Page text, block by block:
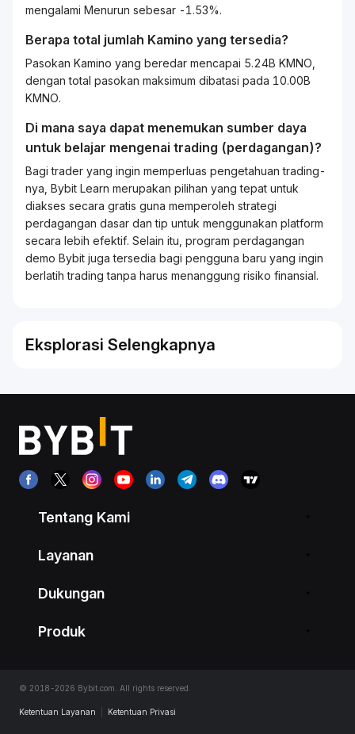
mengalami Menurun sebesar -1.53%.
Berapa total jumlah Kamino yang tersedia?
Pasokan Kamino yang beredar mencapai 5.24B KMNO,
dengan total pasokan maksimum dibatasi pada 10.00B
KMNO.
Di mana saya dapat menemukan sumber daya
untuk belajar mengenai trading (perdagangan)?
Bagi trader yang ingin memperluas pengetahuantrading-
nya, Bybit Learn merupakan pilihan yang tepat untuk
diakses secara gratis guna memperoleh strategi
perdagangan dasar dan tip untuk menggunakan platform
secara lebih efektif. Selain itu, program perdagangan
demo Bybit juga tersedia bagi pengguna baru yang ingin
berlatihtradingtanpa harus menanggung risiko finansial.
Eksplorasi Selengkapnya
Tentang Kami
Layanan
Dukungan
Produk
© 2018-2026 Bybit.com. All rights reserved.
Ketentuan Layanan Ketentuan Privasi